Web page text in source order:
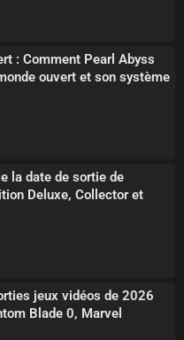
: Comment Pearl Abyss
ouvert et son système
la date de sortie de
Deluxe, Collector et
jeux vidéos de 2026
Blade 0, Marvel